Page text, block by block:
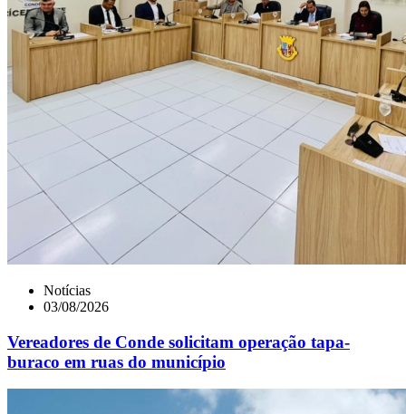
Notícias
03/08/2026
Vereadores de Conde solicitam operação tapa-
buraco em ruas do município